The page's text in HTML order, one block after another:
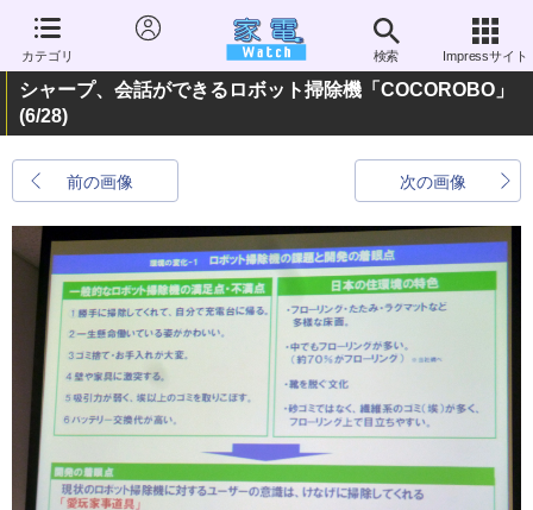
カテゴリ 検索 Impressサイト
シャープ、会話ができるロボット掃除機「COCOROBO」
(6/28)
前の画像 次の画像